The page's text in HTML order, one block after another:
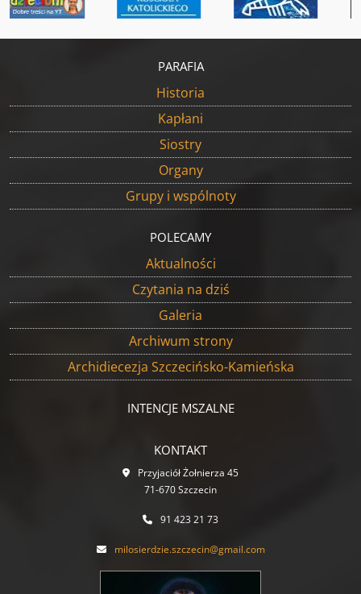
PARAFIA
Historia
Kapłani
Siostry
Organy
Grupy i wspólnoty
POLECAMY
Aktualności
Czytania na dziś
Galeria
Archiwum strony
Archidiecezja Szczecińsko-Kamieńska
INTENCJE MSZALNE
KONTAKT
Przyjaciół Żołnierza 45
71-670 Szczecin
91 423 21 73
milosierdzie.szczecin@gmail.com